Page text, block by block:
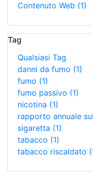
Contenuto Web (1)
Tag
Qualsiasi Tag
danni da fumo (1)
fumo (1)
fumo passivo (1)
nicotina (1)
rapporto annuale
sigaretta (1)
tabacco (1)
tabacco riscaldato